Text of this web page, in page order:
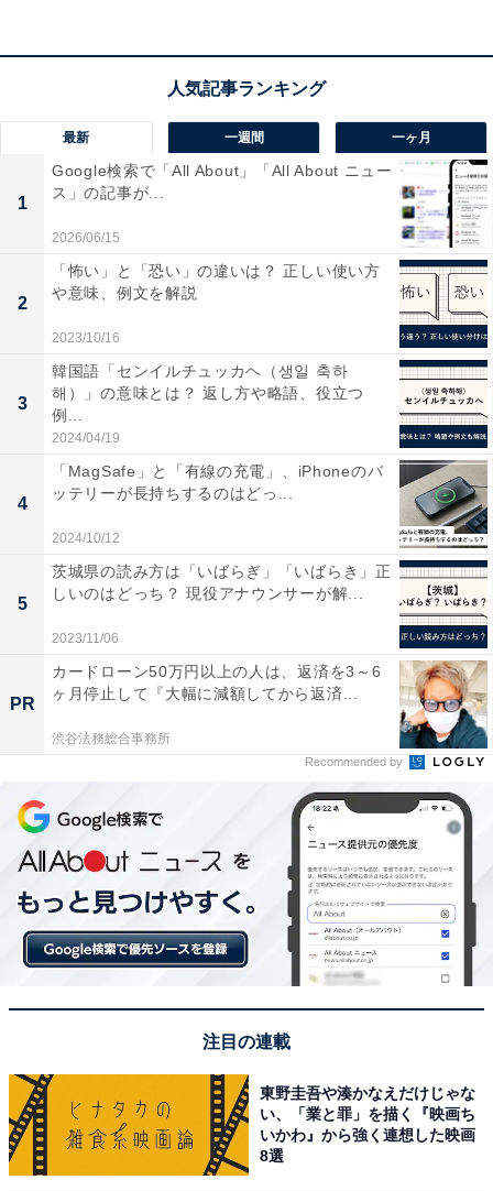
残りのキーワードは「トリックオアトリート」「Trick or
Treat」「仮想」「魔女」「おばけ」「パンプキン」「ゾ
ンビ」の7個。いずれもLINEキャラクターのアニメーシ
ョンが登場しました。
ハロウィンエフェクトが見れるのは、10月25日11時～11
月1日11時の期間限定。この機会に、家族や友人にハロ
ウィンのキーワードを送ってみては？
※このキーワードは日本でのみ有効。地域によりキーワ
ードや実施期間は異なるので、注意してください
また、LINEではアイコンやフォントも、期間限定でハロ
ウィン仕様に変更が可能。背景エフェクトとあわせてハ
ロウィン気分を楽しみましょう。
▼こちらも読む
LINEのアプリアイコンが「ハロウィン」仕様に!? 無料で
できる期間限定アイコンの設定方法は？
「LINE」アプリにハロウィン限定のフォントが3種類登
場！ 無料で使えるフォントの設定方法は？
背景エフェクトが出ない場合は？
最新 一週間 一ヶ月
1
Google検索で「All About」「All About ニュー
ス」の記事が...
2026/06/15
2
「怖い」と「恐い」の違いは？ 正しい使い方
や意味、例文を解説
2023/10/16
3
韓国語「センイルチュッカヘ（생일 축하
해）」の意味とは？ 返し方や略語、役立つ
例...
2024/04/19
4
「MagSafe」と「有線の充電」、iPhoneのバ
ッテリーが長持ちするのはどっ...
2024/10/12
5
茨城県の読み方は「いばらぎ」「いばらき」正
しいのはどっち？ 現役アナウンサーが解...
2023/11/06
PR
カードローン50万円以上の人は、返済を3～6
ヶ月停止して『大幅に減額してから返済...
渋谷法務総合事務所
Recommended by
注目の連載
東野圭吾や湊かなえだけじゃな
い、「業と罪」を描く『映画ち
いかわ』から強く連想した映画
8選